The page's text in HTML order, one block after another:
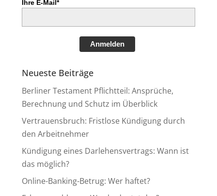
Ihre E-Mail*
Anmelden
Neueste Beiträge
Berliner Testament Pflichtteil: Ansprüche,
Berechnung und Schutz im Überblick
Vertrauensbruch: Fristlose Kündigung durch
den Arbeitnehmer
Kündigung eines Darlehensvertrags: Wann ist
das möglich?
Online-Banking-Betrug: Wer haftet?